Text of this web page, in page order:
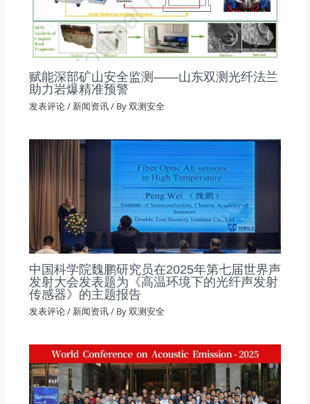
赋能深部矿山安全监测——山东双测光纤法兰
助力岩爆精准预警
发表评论/ 新闻资讯/ By双测安全
中国科学院魏鹏研究员在2025年第七届世界声
发射大会发表题为《高温环境下的光纤声发射
传感器》的主题报告
发表评论/ 新闻资讯/ By双测安全